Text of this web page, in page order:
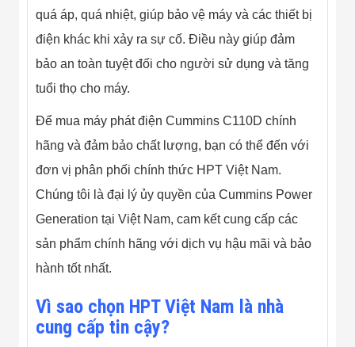
quá áp, quá nhiệt, giúp bảo vệ máy và các thiết bị
điện khác khi xảy ra sự cố. Điều này giúp đảm
bảo an toàn tuyệt đối cho người sử dụng và tăng
tuổi thọ cho máy.
Để mua máy phát điện Cummins C110D chính
hãng và đảm bảo chất lượng, bạn có thể đến với
đơn vị phân phối chính thức HPT Việt Nam.
Chúng tôi là đại lý ủy quyền của Cummins Power
Generation tại Việt Nam, cam kết cung cấp các
sản phẩm chính hãng với dịch vụ hậu mãi và bảo
hành tốt nhất.
Vì sao chọn HPT Việt Nam là nhà
cung cấp tin cậy?